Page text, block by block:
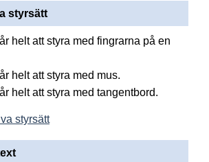
styrsätt
helt att styra med fingrarna på en
helt att styra med mus.
helt att styra med tangentbord.
styrsätt